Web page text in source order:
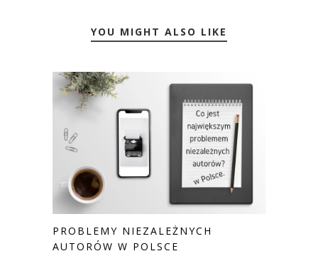
YOU MIGHT ALSO LIKE
PROBLEMY NIEZALEŻNYCH
AUTORÓW W POLSCE